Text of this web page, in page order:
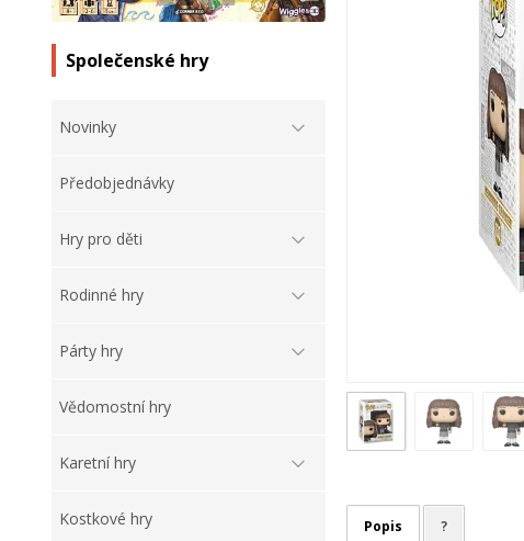
Společenské hry
Novinky
Předobjednávky
Hry pro děti
Rodinné hry
Párty hry
Vědomostní hry
Karetní hry
Kostkové hry Popis ?